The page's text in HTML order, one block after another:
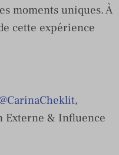
moments uniques. À
cette expérience
,
Externe & Influence